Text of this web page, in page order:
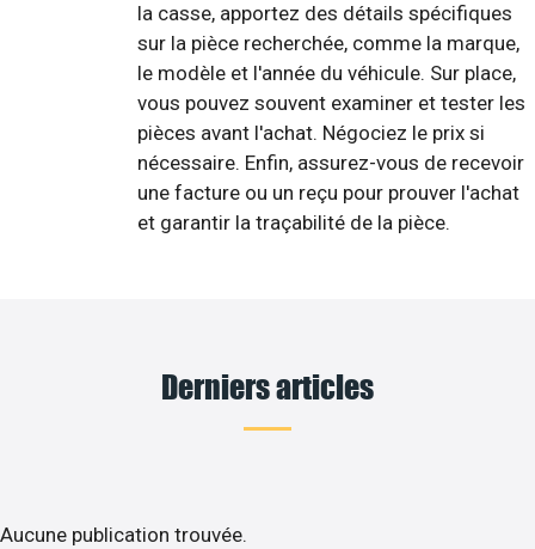
la casse, apportez des détails spécifiques
sur la pièce recherchée, comme la marque,
le modèle et l'année du véhicule. Sur place,
vous pouvez souvent examiner et tester les
pièces avant l'achat. Négociez le prix si
nécessaire. Enfin, assurez-vous de recevoir
une facture ou un reçu pour prouver l'achat
et garantir la traçabilité de la pièce.
Derniers articles
Aucune publication trouvée.